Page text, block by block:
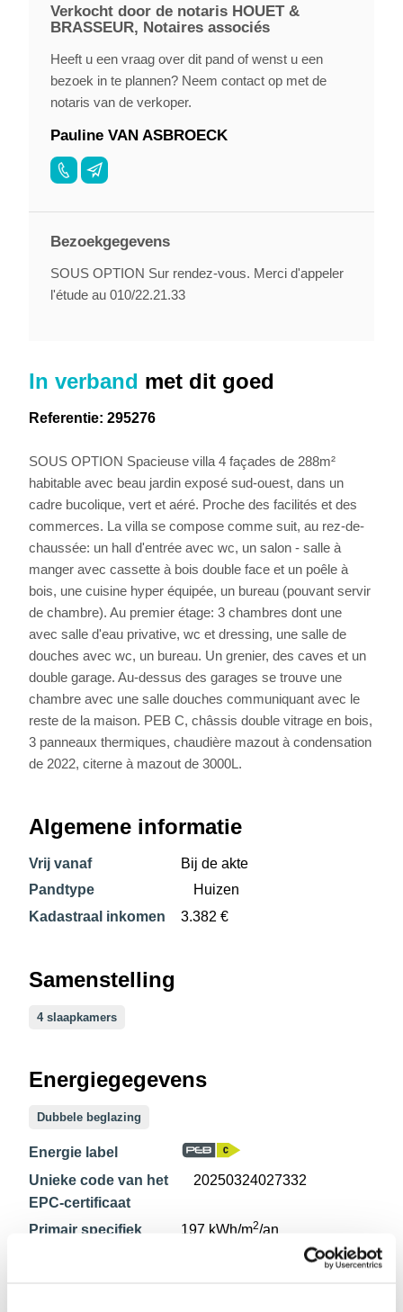
In verband met dit goed
Referentie: 295276
SOUS OPTION Spacieuse villa 4 façades de 288m²
habitable avec beau jardin exposé sud-ouest, dans un
cadre bucolique, vert et aéré. Proche des facilités et des
commerces. La villa se compose comme suit, au rez-de-
chaussée: un hall d'entrée avec wc, un salon - salle à
manger avec cassette à bois double face et un poêle à
bois, une cuisine hyper équipée, un bureau (pouvant servir
de chambre). Au premier étage: 3 chambres dont une
avec salle d'eau privative, wc et dressing, une salle de
douches avec wc, un bureau. Un grenier, des caves et un
double garage. Au-dessus des garages se trouve une
chambre avec une salle douches communiquant avec le
reste de la maison. PEB C, châssis double vitrage en bois,
3 panneaux thermiques, chaudière mazout à condensation
de 2022, citerne à mazout de 3000L.
Algemene informatie
Vrij vanaf
Bij de akte
Pandtype
Huizen
Kadastraal inkomen
3.382 €
Samenstelling
4 slaapkamers
Energiegegevens
Dubbele beglazing
Energie label
Unieke code van het
EPC-certificaat
20250324027332
Primair specifiek
197 kWh/m2/an
Verkocht door de notaris HOUET &
BRASSEUR, Notaires associés
Heeft u een vraag over dit pand of wenst u een
bezoek in te plannen? Neem contact op met de
notaris van de verkoper.
Pauline VAN ASBROECK
Bezoekgegevens
SOUS OPTION Sur rendez-vous. Merci d'appeler
l'étude au 010/22.21.33